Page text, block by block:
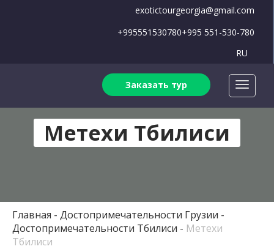
exotictourgeorgia@gmail.com
+995551530780+995 551-530-780
RU
Заказать тур
Метехи Тбилиси
Главная
Достопримечательности Грузии
Достопримечательности Тбилиси
Метехи
Тбилиси